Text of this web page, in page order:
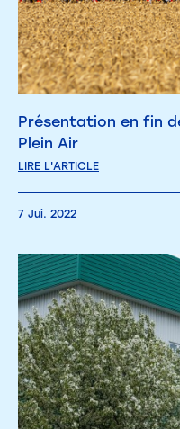
Présentation en fin
Plein Air
LIRE L'ARTICLE
7 Jui. 2022